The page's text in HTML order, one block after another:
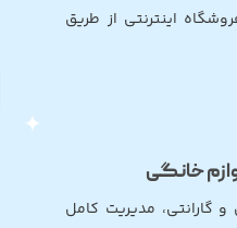
اینترنتی از طریق
خانگی
گارانتی، مدیریت کامل